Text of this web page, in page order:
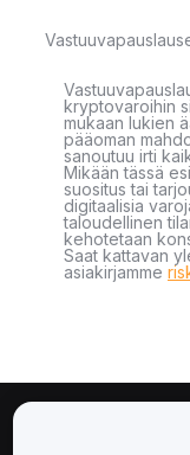
kryptovaroihin
mukaan lukien
pääoman
sanoutuu irti
Mikään tässä
suositus tai
digitaalisia
taloudellinen
kehotetaan
Saat kattavan
asiakirjamme